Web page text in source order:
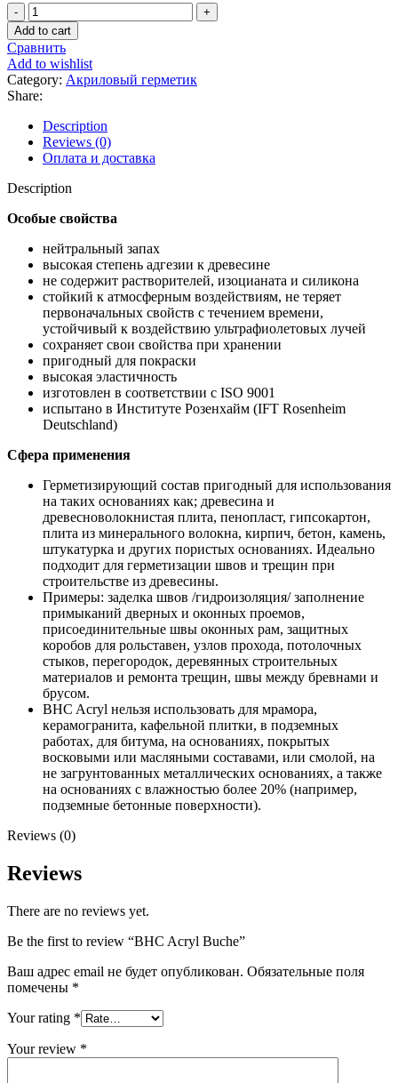
BHC
Acryl
Buche
quantity
Add to cart
Сравнить
Add to wishlist
Category: Акриловый герметик
Share:
Description
Reviews (0)
Оплата и доставка
Description
Особые свойства
нейтральный запах
высокая степень адгезии к древесине
не содержит растворителей, изоцианата и силикона
стойкий к атмосферным воздействиям, не теряет
первоначальных свойств с течением времени,
устойчивый к воздействию ультрафиолетовых лучей
сохраняет свои свойства при хранении
пригодный для покраски
высокая эластичность
изготовлен в соответствии с ISO 9001
испытано в Институте Розенхайм (IFT Rosenheim
Deutschland)
Сфера применения
Герметизирующий состав пригодный для использования
на таких основаниях как; древесина и
древесноволокнистая плита, пенопласт, гипсокартон,
плита из минерального волокна, кирпич, бетон, камень,
штукатурка и других пористых основаниях. Идеально
подходит для герметизации швов и трещин при
строительстве из древесины.
Примеры: заделка швов /гидроизоляция/ заполнение
примыканий дверных и оконных проемов,
присоединительные швы оконных рам, защитных
коробов для рольставен, узлов прохода, потолочных
стыков, перегородок, деревянных строительных
материалов и ремонта трещин, швы между бревнами и
брусом.
BHC Acryl нельзя использовать для мрамора,
керамогранита, кафельной плитки, в подземных
работах, для битума, на основаниях, покрытых
восковыми или масляными составами, или смолой, на
не загрунтованных металлических основаниях, а также
на основаниях с влажностью более 20% (например,
подземные бетонные поверхности).
Reviews (0)
Reviews
There are no reviews yet.
Be the first to review “BHC Acryl Buche”
Ваш адрес email не будет опубликован. Обязательные поля
помечены *
Your rating *
Your review *